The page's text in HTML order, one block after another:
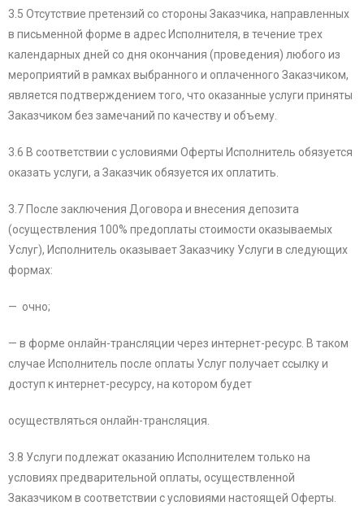
3.5 Отсутствие претензий со стороны Заказчика, направленных
в письменной форме в адрес Исполнителя, в течение трех
календарных дней со дня окончания (проведения) любого из
мероприятий в рамках выбранного и оплаченного Заказчиком,
является подтверждением того, что оказанные услуги приняты
Заказчиком без замечаний по качеству и объему.
3.6 В соответствии с условиями Оферты Исполнитель обязуется
оказать услуги, а Заказчик обязуется их оплатить.
3.7 После заключения Договора и внесения депозита
(осуществления 100% предоплаты стоимости оказываемых
Услуг), Исполнитель оказывает Заказчику Услуги в следующих
формах:
— очно;
— в форме онлайн-трансляции через интернет-ресурс. В таком
случае Исполнитель после оплаты Услуг получает ссылку и
доступ к интернет-ресурсу, на котором будет
осуществляться онлайн-трансляция.
3.8 Услуги подлежат оказанию Исполнителем только на
условиях предварительной оплаты, осуществленной
Заказчиком в соответствии с условиями настоящей Оферты.